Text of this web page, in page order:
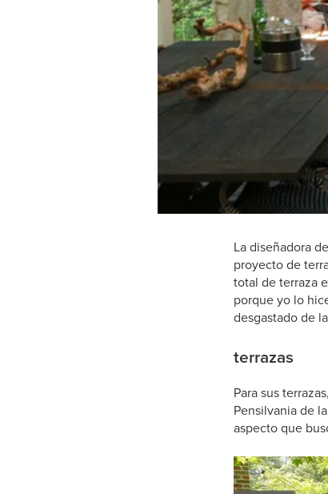
La diseñadora
proyecto de
total de terraza
porque yo lo
desgastado de
terrazas
Para sus
Pensilvania de
aspecto que